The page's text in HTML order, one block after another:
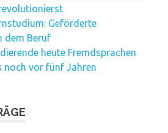
Geförderte
dem Beruf
heute Fremdsprachen
noch vor fünf Jahren